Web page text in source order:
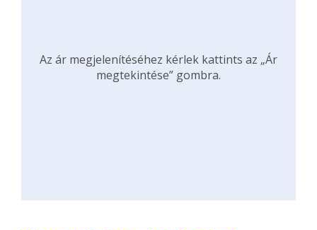
Az ár megjelenítéséhez kérlek kattints az „Ár
megtekintése” gombra.